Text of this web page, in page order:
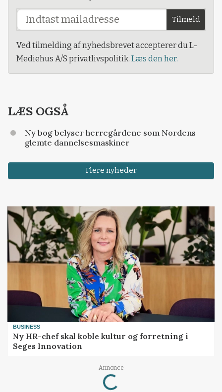
Tilmeld
Ved tilmelding af nyhedsbrevet accepterer du L-
Mediehus A/S privatlivspolitik. Læs den her.
LÆS OGSÅ
Ny bog belyser herregårdene som Nordens
glemte dannelsesmaskiner
Flere nyheder
BUSINESS
Ny HR-chef skal koble kultur og forretning i
Seges Innovation
Annonce
Loading...